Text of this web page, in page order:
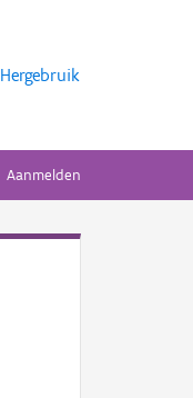
Hergebruik
Aanmelden